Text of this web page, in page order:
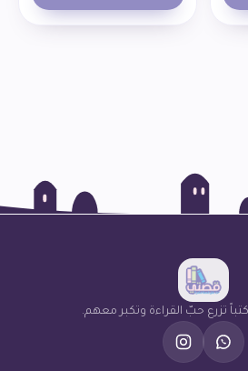
تزرع حبّ القراءة وتكبر معهم.